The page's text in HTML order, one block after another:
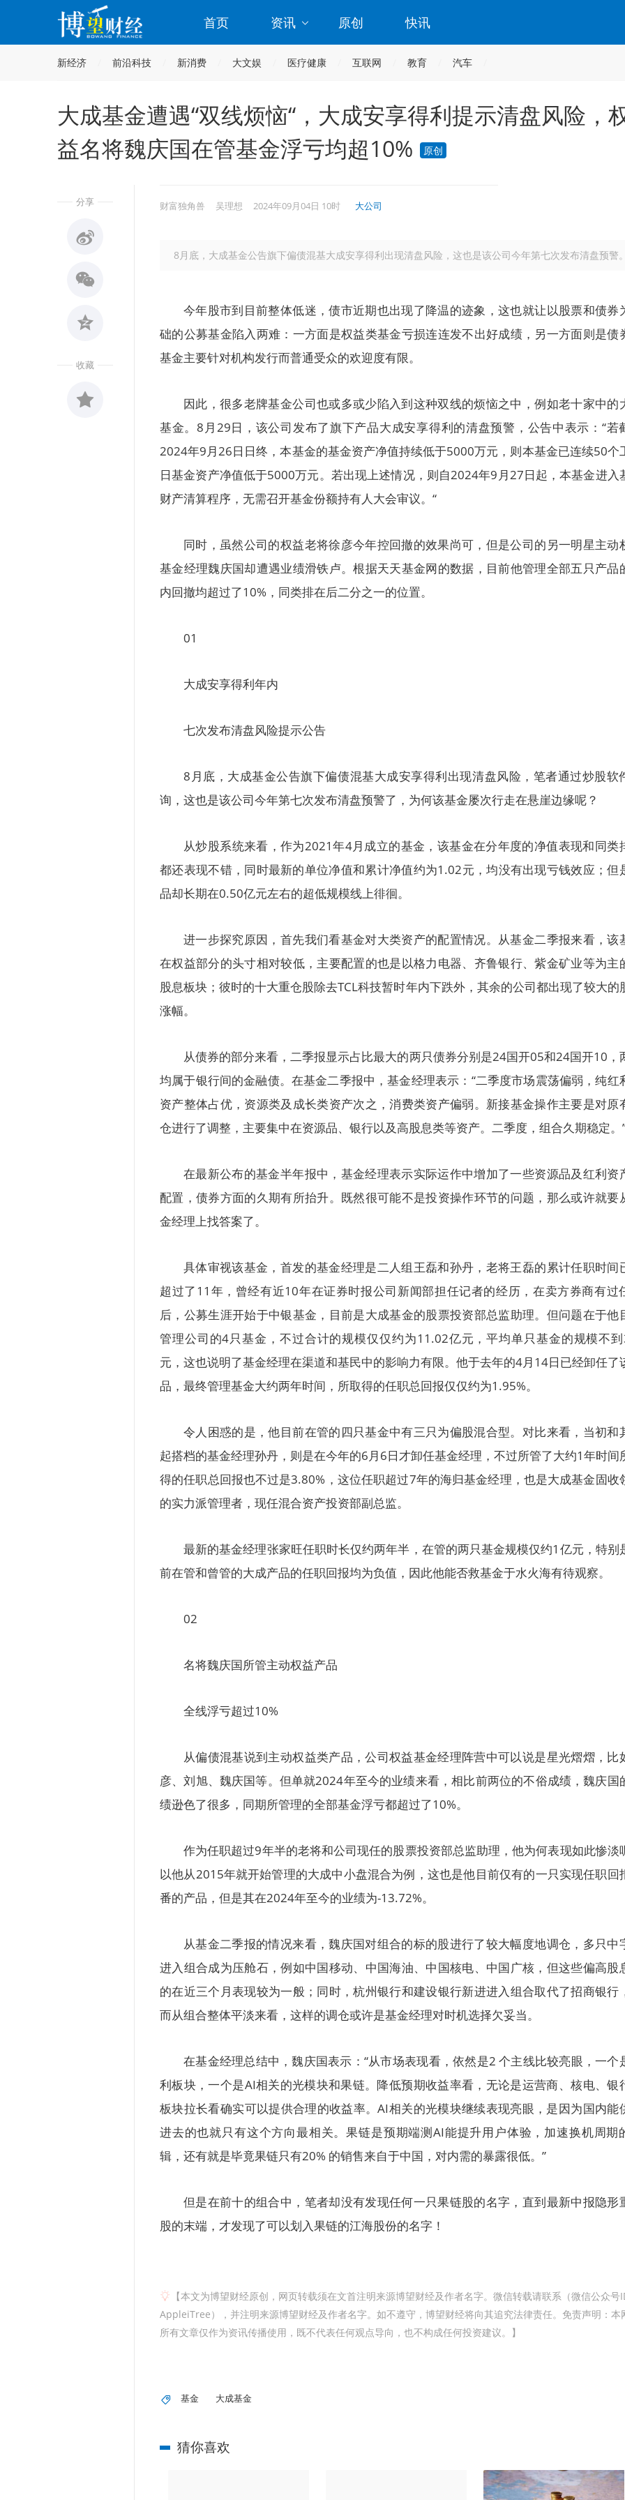
首页 资讯 原创 快讯
新经济 前沿科技 新消费 大文娱 医疗健康 互联网 教育 汽车
大成基金遭遇“双线烦恼“，大成安享得利提示清盘风险，
益名将魏庆国在管基金浮亏均超10%
原创
分享
收藏
财富独角兽 吴理想 2024年09月04日 10时 大公司
8月底，大成基金公告旗下偏债混基大成安享得利出现清盘风险，这也是该公司今年第七次发布清盘预警。
今年股市到目前整体低迷，债市近期也出现了降温的迹象，这也就让以股票和债券
础的公募基金陷入两难：一方面是权益类基金亏损连连发不出好成绩，另一方面则是债
基金主要针对机构发行而普通受众的欢迎度有限。
因此，很多老牌基金公司也或多或少陷入到这种双线的烦恼之中，例如老十家中的
基金。8月29日，该公司发布了旗下产品大成安享得利的清盘预警，公告中表示：“若
2024年9月26日日终，本基金的基金资产净值持续低于5000万元，则本基金已连续50个
日基金资产净值低于5000万元。若出现上述情况，则自2024年9月27日起，本基金进入
财产清算程序，无需召开基金份额持有人大会审议。“
同时，虽然公司的权益老将徐彦今年控回撤的效果尚可，但是公司的另一明星主动
基金经理魏庆国却遭遇业绩滑铁卢。根据天天基金网的数据，目前他管理全部五只产品
内回撤均超过了10%，同类排在后二分之一的位置。
01
大成安享得利年内
七次发布清盘风险提示公告
8月底，大成基金公告旗下偏债混基大成安享得利出现清盘风险，笔者通过炒股软
询，这也是该公司今年第七次发布清盘预警了，为何该基金屡次行走在悬崖边缘呢？
从炒股系统来看，作为2021年4月成立的基金，该基金在分年度的净值表现和同类
都还表现不错，同时最新的单位净值和累计净值约为1.02元，均没有出现亏钱效应；但
品却长期在0.50亿元左右的超低规模线上徘徊。
进一步探究原因，首先我们看基金对大类资产的配置情况。从基金二季报来看，该
在权益部分的头寸相对较低，主要配置的也是以格力电器、齐鲁银行、紫金矿业等为主
股息板块；彼时的十大重仓股除去TCL科技暂时年内下跌外，其余的公司都出现了较大的
涨幅。
从债券的部分来看，二季报显示占比最大的两只债券分别是24国开05和24国开10，
均属于银行间的金融债。在基金二季报中，基金经理表示：“二季度市场震荡偏弱，纯红
资产整体占优，资源类及成长类资产次之，消费类资产偏弱。新接基金操作主要是对原
仓进行了调整，主要集中在资源品、银行以及高股息类等资产。二季度，组合久期稳定。
在最新公布的基金半年报中，基金经理表示实际运作中增加了一些资源品及红利资
配置，债券方面的久期有所抬升。既然很可能不是投资操作环节的问题，那么或许就要
金经理上找答案了。
具体审视该基金，首发的基金经理是二人组王磊和孙丹，老将王磊的累计任职时间
超过了11年，曾经有近10年在证券时报公司新闻部担任记者的经历，在卖方券商有过
后，公募生涯开始于中银基金，目前是大成基金的股票投资部总监助理。但问题在于他
管理公司的4只基金，不过合计的规模仅仅约为11.02亿元，平均单只基金的规模不
元，这也说明了基金经理在渠道和基民中的影响力有限。他于去年的4月14日已经卸任了
品，最终管理基金大约两年时间，所取得的任职总回报仅仅约为1.95%。
令人困惑的是，他目前在管的四只基金中有三只为偏股混合型。对比来看，当初和
起搭档的基金经理孙丹，则是在今年的6月6日才卸任基金经理，不过所管了大约1年时间
得的任职总回报也不过是3.80%，这位任职超过7年的海归基金经理，也是大成基金固收
的实力派管理者，现任混合资产投资部副总监。
最新的基金经理张家旺任职时长仅约两年半，在管的两只基金规模仅约1亿元，特别
前在管和曾管的大成产品的任职回报均为负值，因此他能否救基金于水火海有待观察。
02
名将魏庆国所管主动权益产品
全线浮亏超过10%
从偏债混基说到主动权益类产品，公司权益基金经理阵营中可以说是星光熠熠，比
彦、刘旭、魏庆国等。但单就2024年至今的业绩来看，相比前两位的不俗成绩，魏庆国
绩逊色了很多，同期所管理的全部基金浮亏都超过了10%。
作为任职超过9年半的老将和公司现任的股票投资部总监助理，他为何表现如此惨淡
以他从2015年就开始管理的大成中小盘混合为例，这也是他目前仅有的一只实现任职回
番的产品，但是其在2024年至今的业绩为-13.72%。
从基金二季报的情况来看，魏庆国对组合的标的股进行了较大幅度地调仓，多只中
进入组合成为压舱石，例如中国移动、中国海油、中国核电、中国广核，但这些偏高股
的在近三个月表现较为一般；同时，杭州银行和建设银行新进进入组合取代了招商银行
而从组合整体平淡来看，这样的调仓或许是基金经理对时机选择欠妥当。
在基金经理总结中，魏庆国表示：“从市场表现看，依然是2 个主线比较亮眼，一个
利板块，一个是AI相关的光模块和果链。降低预期收益率看，无论是运营商、核电、银
板块拉长看确实可以提供合理的收益率。AI相关的光模块继续表现亮眼，是因为国内能
进去的也就只有这个方向最相关。果链是预期端测AI能提升用户体验，加速换机周期
辑，还有就是毕竟果链只有20% 的销售来自于中国，对内需的暴露很低。”
但是在前十的组合中，笔者却没有发现任何一只果链股的名字，直到最新中报隐形
股的末端，才发现了可以划入果链的江海股份的名字！
【本文为博望财经原创，网页转载须在文首注明来源博望财经及作者名字。微信转载请联系（微信公众号
AppleiTree），并注明来源博望财经及作者名字。如不遵守，博望财经将向其追究法律责任。免责声明：本
所有文章仅作为资讯传播使用，既不代表任何观点导向，也不构成任何投资建议。】
基金 大成基金
猜你喜欢